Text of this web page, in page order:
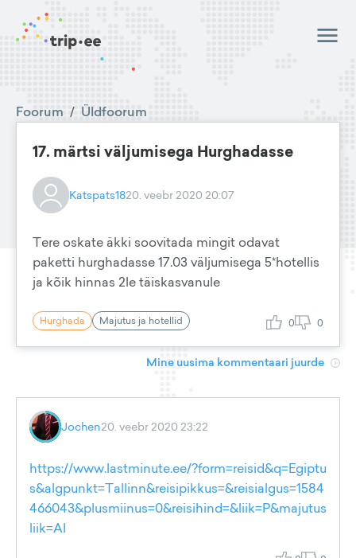
Foorum / Üldfoorum
17. märtsi väljumisega Hurghadasse
Katspats1820. veebr 2020 20:07
Tere oskate äkki soovitada mingit odavat
paketti hurghadasse 17.03 väljumisega 5*hotellis
ja kõik hinnas 2le täiskasvanule
Hurghada Majutus ja hotellid 0 0
Mine uusima kommentaari juurde
Jochen20. veebr 2020 23:22
https://www.lastminute.ee/?form=reisid&q=Egiptu
s&algpunkt=Tallinn&reisipikkus=&reisialgus=1584
466043&plusmiinus=0&reisihind=&liik=P&majutus
liik=AI